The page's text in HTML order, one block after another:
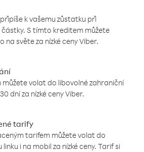
k vašemu zůstatku při
částky. S tímto kreditem můžete
na světe za nízké ceny Viber.
volat do libovolné zahraniční
dní za nízké ceny Viber.
tarify
tarifem můžete volat do
i na mobil za nízké ceny. Tarif si